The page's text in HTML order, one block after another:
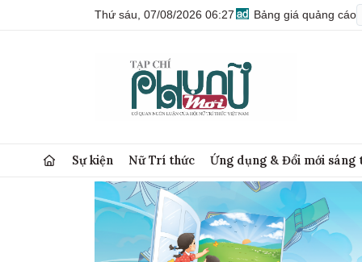
Thứ sáu, 07/08/2026 06:27 Bảng giá quảng cáo
Sự kiện Nữ Trí thức Ứng dụng & Đổi mới sáng